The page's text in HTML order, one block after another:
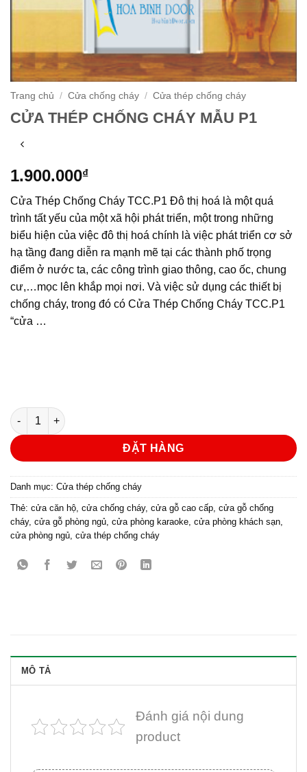
Trang chủ / Cửa chống cháy / Cửa thép chống cháy
CỬA THÉP CHỐNG CHÁY MẪU P1
1.900.000₫
Cửa Thép Chống Cháy TCC.P1 Đô thị hoá là một quá
trình tất yếu của một xã hội phát triển, một trong những
biểu hiện của việc đô thị hoá chính là việc phát triển cơ sở
hạ tầng đang diễn ra mạnh mẽ tại các thành phố trọng
điểm ở nước ta, các công trình giao thông, cao ốc, chung
cư,…mọc lên khắp mọi nơi. Và việc sử dụng các thiết bị
chống cháy, trong đó có Cửa Thép Chống Cháy TCC.P1
“cửa …
CỬA THÉP CHỐNG CHÁY MẪU P1 số lượng
ĐẶT HÀNG
Danh mục: Cửa thép chống cháy
Thẻ: cửa căn hộ cửa chống cháy, cửa gỗ cao cấp cửa gỗ chống
cháy, cửa gỗ phòng ngủ cửa phòng karaoke cửa phòng khách sạn
cửa phòng ngủ cửa thép chống cháy
MÔ TẢ
Đánh giá nội dung
product